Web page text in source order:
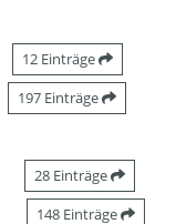
12 Einträge
197 Einträge
28 Einträge
148 Einträge